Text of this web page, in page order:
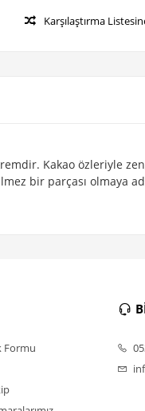
Karşılaştırma
Kakao özleriyle
bir parçası olmaya
Formu